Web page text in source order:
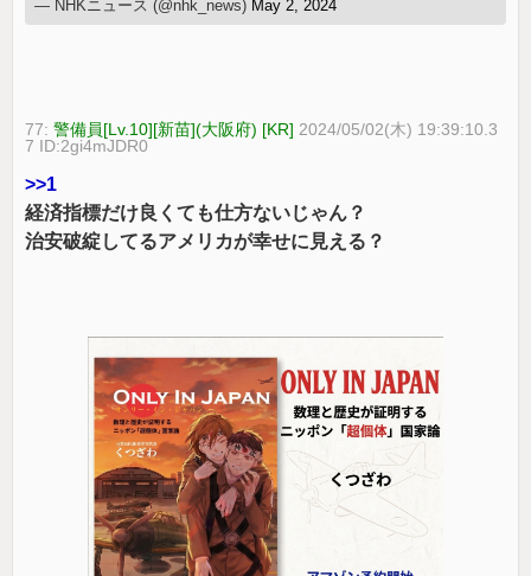
— NHKニュース (@nhk_news) May 2, 2024
77:警備員[Lv.10][新苗](大阪府) [KR] 2024/05/02(木) 19:39:10.3
7 ID:2gi4mJDR0
>>1
経済指標だけ良くても仕方ないじゃん？
治安破綻してるアメリカが幸せに見える？